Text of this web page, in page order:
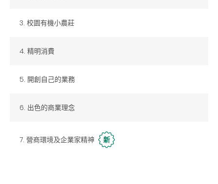
3. 校園有機小農莊
4. 精明消費
5. 開創自己的業務
6. 出色的商業理念
7. 營商環境及企業家精神 新